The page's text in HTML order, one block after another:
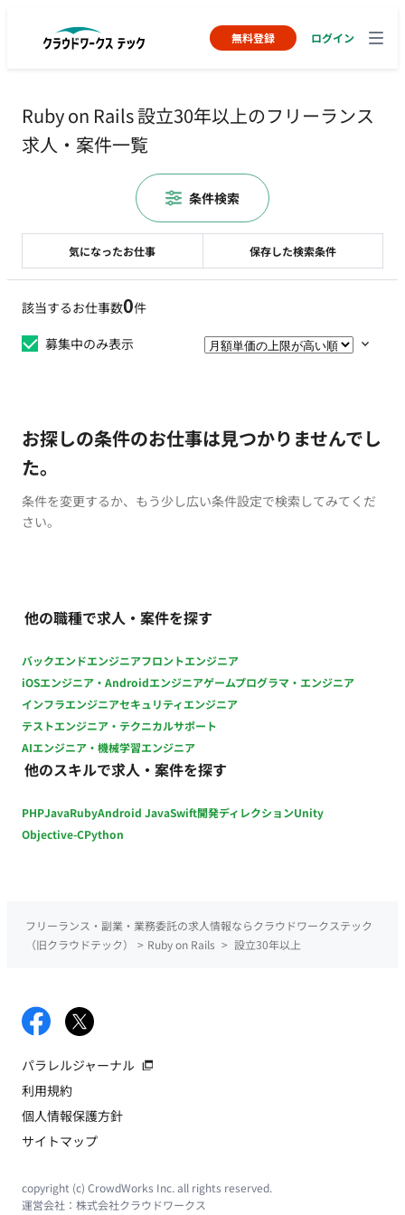
無料登録 ログイン
Ruby on Rails 設立30年以上のフリーランス
求人・案件一覧
該当するお仕事数0件
募集中のみ表示
お探しの条件のお仕事は見つかりませんでし
た。
条件を変更するか、もう少し広い条件設定で検索してみてくだ
さい。
他の職種で求人・案件を探す
バックエンドエンジニアフロントエンジニア
iOSエンジニア・Androidエンジニアゲームプログラマ・エンジニア
インフラエンジニアセキュリティエンジニア
テストエンジニア・テクニカルサポート
AIエンジニア・機械学習エンジニア
他のスキルで求人・案件を探す
PHPJavaRubyAndroid JavaSwift開発ディレクションUnity
Objective-CPython
気になったお仕事 保存した検索条件
条件検索
フリーランス・副業・業務委託の求人情報ならクラウドワークステック
（旧クラウドテック）
> Ruby on Rails > 設立30年以上
パラレルジャーナル
利用規約
個人情報保護方針
サイトマップ
copyright (c) CrowdWorks Inc. all rights reserved.
運営会社： 株式会社クラウドワークス